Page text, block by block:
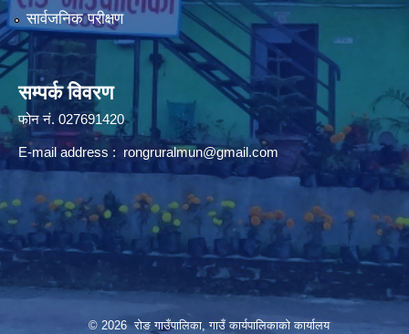
सार्वजनिक परीक्षण
सम्पर्क विवरण
फोन न‌ं. 027691420
E-mail address : rongruralmun@gmail.com
© 2026 रोङ गाउँपालिका, गाउँ कार्यपालिकाको कार्यालय